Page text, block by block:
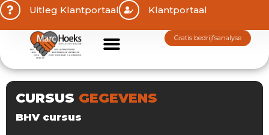
Uitleg Klantportaal Klantportaal
gratis bedrijfsanalyse
CURSUS GEGEVENS
BHV cursus